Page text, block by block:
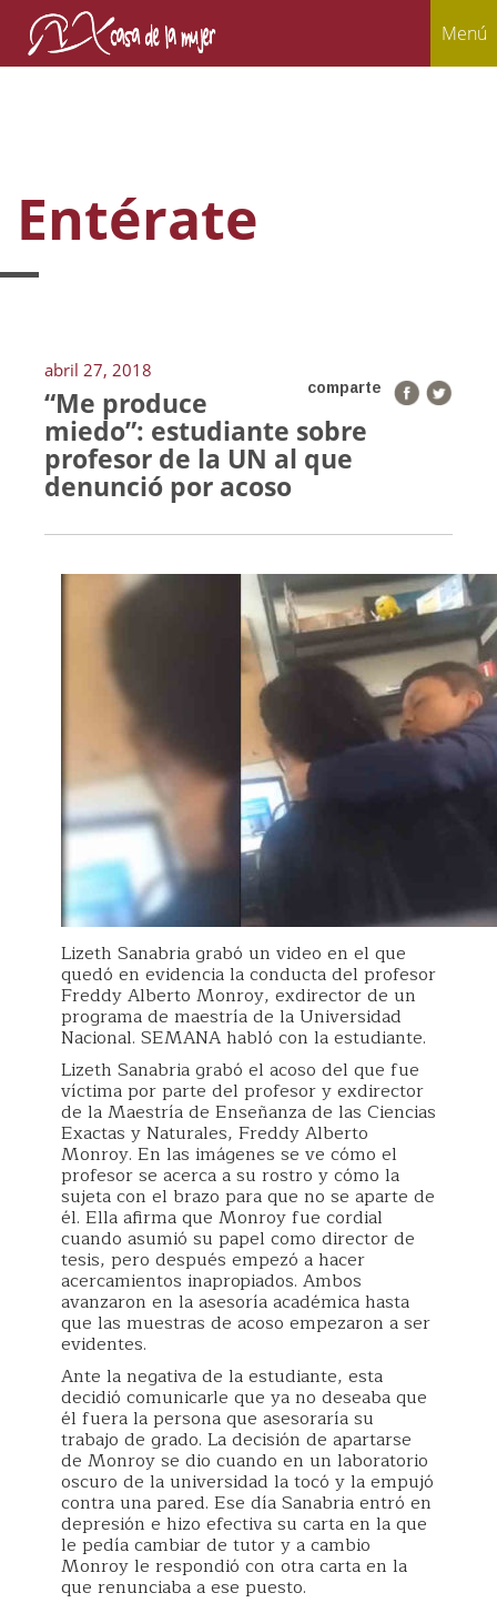
Menú
Entérate
abril 27, 2018
comparte
“Me produce
miedo”: estudiante sobre
profesor de la UN al que
denunció por acoso
Lizeth Sanabria grabó un video en el que
quedó en evidencia la conducta del profesor
Freddy Alberto Monroy, exdirector de un
programa de maestría de la Universidad
Nacional. SEMANA habló con la estudiante.
Lizeth Sanabria grabó el acoso del que fue
víctima por parte del profesor y exdirector
de la Maestría de Enseñanza de las Ciencias
Exactas y Naturales, Freddy Alberto
Monroy. En las imágenes se ve cómo el
profesor se acerca a su rostro y cómo la
sujeta con el brazo para que no se aparte de
él. Ella afirma que Monroy fue cordial
cuando asumió su papel como director de
tesis, pero después empezó a hacer
acercamientos inapropiados. Ambos
avanzaron en la asesoría académica hasta
que las muestras de acoso empezaron a ser
evidentes.
Ante la negativa de la estudiante, esta
decidió comunicarle que ya no deseaba que
él fuera la persona que asesoraría su
trabajo de grado. La decisión de apartarse
de Monroy se dio cuando en un laboratorio
oscuro de la universidad la tocó y la empujó
contra una pared. Ese día Sanabria entró en
depresión e hizo efectiva su carta en la que
le pedía cambiar de tutor y a cambio
Monroy le respondió con otra carta en la
que renunciaba a ese puesto.